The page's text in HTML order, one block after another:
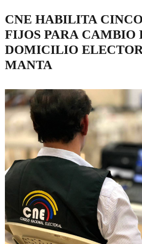
CNE HABILITA
FIJOS PARA CAMBIO
DOMICILIO
MANTA